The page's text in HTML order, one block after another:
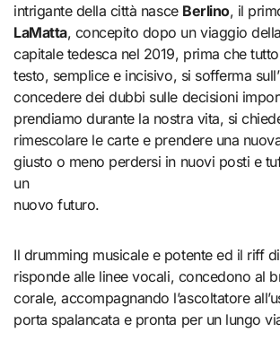
intrigante della città nasce Berlino, il
LaMatta, concepito dopo un viaggio
capitale tedesca nel 2019, prima che
testo, semplice e incisivo, si sofferma
concedere dei dubbi sulle decisioni
prendiamo durante la nostra vita, si
rimescolare le carte e prendere una
giusto o meno perdersi in nuovi posti e
un
nuovo futuro.
Il drumming musicale e potente ed il riff
risponde alle linee vocali, concedono al
corale, accompagnando l’ascoltatore
porta spalancata e pronta per un lungo